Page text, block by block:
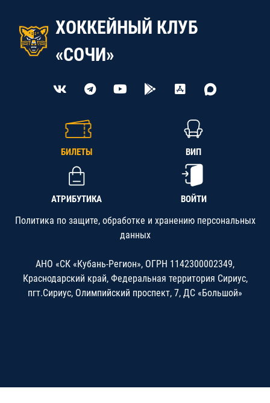
ХОККЕЙНЫЙ КЛУБ
«СОЧИ»
БИЛЕТЫ ВИП
АТРИБУТИКА ВОЙТИ
Политика по защите, обработке и хранению персональных
данных
АНО «СК «Кубань-Регион», ОГРН 1142300002349,
Краснодарский край, Федеральная территория Сириус,
пгт.Сириус, Олимпийский проспект, 7, ДС «Большой»